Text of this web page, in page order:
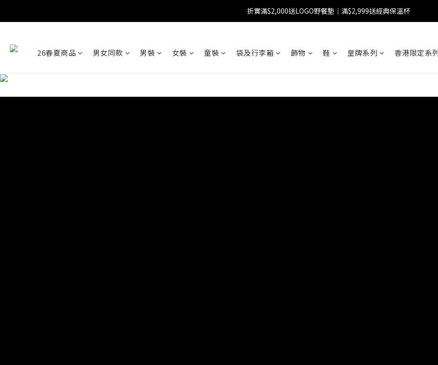
【FINAL SALE】指定商品低至38折
折實滿$2,000送LOGO野餐墊｜滿$2,999送經典保溫杯
【FINAL SALE】指定商品低至38折
26春夏商品 男女同款 男裝 女裝 童裝 袋及行李箱 飾物 鞋 皇牌系列 香港限定系